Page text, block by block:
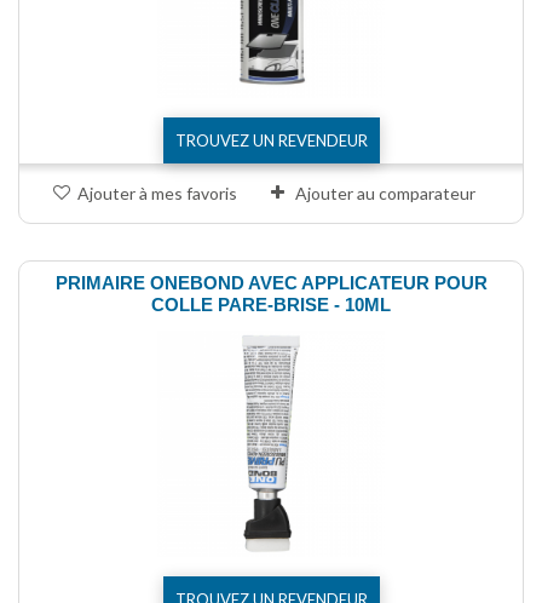
TROUVEZ UN REVENDEUR
Ajouter à mes favoris Ajouter au comparateur
PRIMAIRE ONEBOND AVEC APPLICATEUR POUR
COLLE PARE-BRISE - 10ML